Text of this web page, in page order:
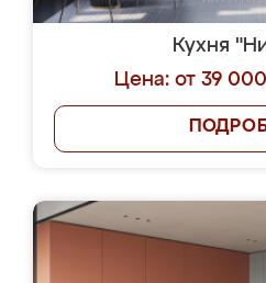
Кухня
Цена: от 39